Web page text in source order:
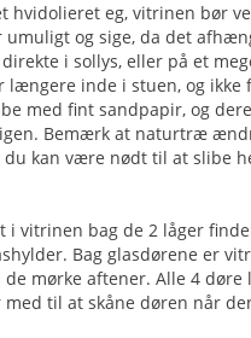
hvidolieret eg, vitrinen bør
og sige, da det
i sollys, eller på et
inde i stuen, og ikke
med fint sandpapir, og
Bemærk at naturtræ
kan være nødt til at slibe
vitrinen bag de 2 låger
Bag glasdørene er
mørke aftener. Alle 4
til at skåne døren når